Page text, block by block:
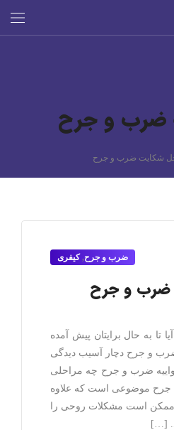
ضرب و جرح
شکایت ضرب و جرح
ضرب و جرح,کیفری
ضرب و جرح
تا به حال برایتان پیش آمده
و جرح دچار آسیب دیدگی
ضرب و جرح چه مراحلی
موضوعی است که علاوه
است مشکلات روحی را
[…]